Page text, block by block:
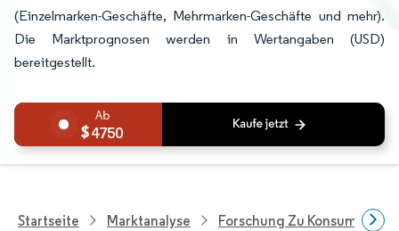
(Einzelmarken-Geschäfte, Mehrmarken-Geschäfte und mehr).
Die Marktprognosen werden in Wertangaben (USD)
bereitgestellt.
4750
Startseite Marktanalyse Forschung Zu